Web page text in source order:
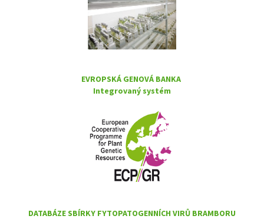
EVROPSKÁ GENOVÁ BANKA
Integrovaný systém
DATABÁZE SBÍRKY FYTOPATOGENNÍCH VIRŮ BRAMBORU